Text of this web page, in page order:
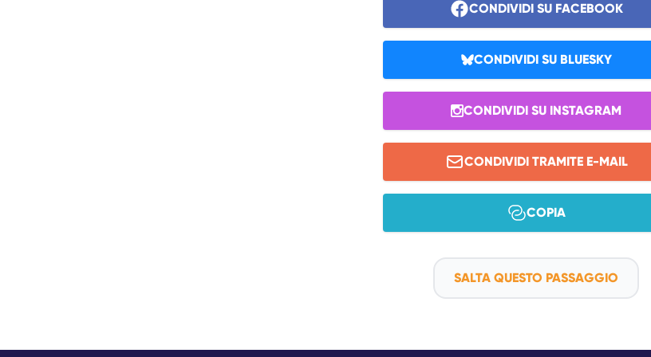
CONDIVIDI SU FACEBOOK
CONDIVIDI SU BLUESKY
CONDIVIDI SU INSTAGRAM
CONDIVIDI TRAMITE E-MAIL
COPIA
SALTA QUESTO PASSAGGIO